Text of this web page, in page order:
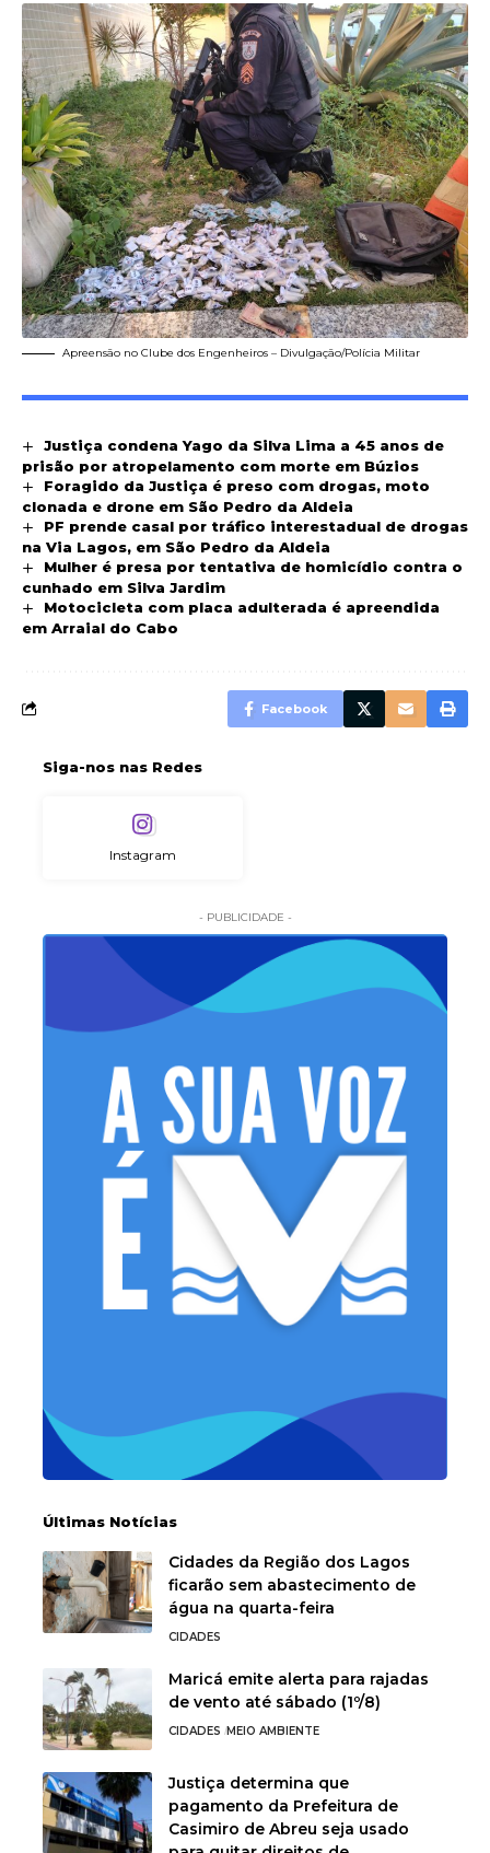
Apreensão no Clube dos Engenheiros – Divulgação/Polícia Militar
Justiça condena Yago da Silva Lima a 45 anos de
prisão por atropelamento com morte em Búzios
Foragido da Justiça é preso com drogas, moto
clonada e drone em São Pedro da Aldeia
PF prende casal por tráfico interestadual de drogas
na Via Lagos, em São Pedro da Aldeia
Mulher é presa por tentativa de homicídio contra o
cunhado em Silva Jardim
Motocicleta com placa adulterada é apreendida
em Arraial do Cabo
Facebook
Siga-nos nas Redes
Instagram
- PUBLICIDADE -
Últimas Notícias
Cidades da Região dos Lagos
ficarão sem abastecimento de
água na quarta-feira
CIDADES
Maricá emite alerta para rajadas
de vento até sábado (1º/8)
CIDADES MEIO AMBIENTE
Justiça determina que
pagamento da Prefeitura de
Casimiro de Abreu seja usado